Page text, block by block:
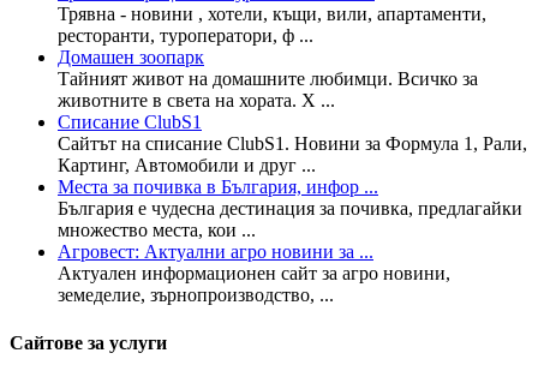
Трявна - новини , хотели, къщи, вили, апартаменти,
ресторанти, туроператори, ф ...
Домашен зоопарк
Тайният живот на домашните любимци. Всичко за
животните в света на хората. Х ...
Списание ClubS1
Сайтът на списание ClubS1. Новини за Формула 1, Рали,
Картинг, Автомобили и друг ...
Места за почивка в България, инфор ...
България е чудесна дестинация за почивка, предлагайки
множество места, кои ...
Агровест: Актуални агро новини за ...
Актуален информационен сайт за агро новини,
земеделие, зърнопроизводство, ...
Сайтове за услуги